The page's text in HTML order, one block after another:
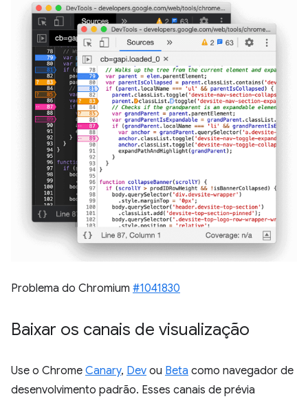
Problema do Chromium #1041830
Baixar os canais de visualização
Use o Chrome Canary, Dev ou Beta como navegador de
desenvolvimento padrão. Esses canais de prévia